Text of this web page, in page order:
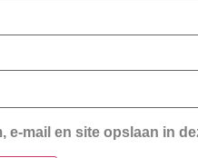
e-mail en site opslaan in